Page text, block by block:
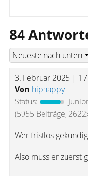
84
3. Februar 2025 |
Von hiphappy
Status:
(5955 Beiträge,
Wer fristlos
Also muss er zuerst